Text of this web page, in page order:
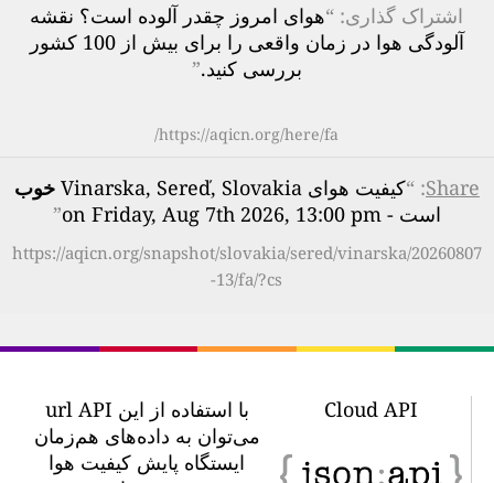
اشتراک گذاری: “هوای امروز چقدر آلوده است؟ نقشه
آلودگی هوا در زمان واقعی را برای بیش از 100 کشور
بررسی کنید.”
https://aqicn.org/here/fa/
Share
: “کیفیت هوای Vinarska, Sereď, Slovakia
خوب
است - on Friday, Aug 7th 2026, 13:00 pm
”
https://aqicn.org/snapshot/slovakia/sered/vinarska/20260807
-13/fa/?cs
Cloud API
با استفاده از این url API
می‌توان به داده‌های هم‌زمان
ایستگاه پایش کیفیت هوا